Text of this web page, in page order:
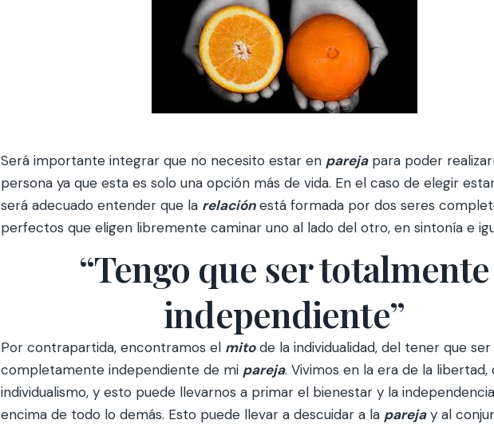
Será importante integrar que no necesito estar en pareja para poder
persona ya que esta es solo una opción más de vida. En el caso de elegir
será adecuado entender que la relaciónestá formada por dos seres
perfectos que eligen libremente caminar uno al lado del otro, en sintonía e
“Tengo que ser totalmente
independiente”
Por contrapartida, encontramos el mitode la individualidad, del tener que ser
completamente independiente de mi pareja. Vivimos en la era de la libertad,
individualismo, y esto puede llevarnos a primar el bienestar y la
encima de todo lo demás. Esto puede llevar a descuidar a la parejay al